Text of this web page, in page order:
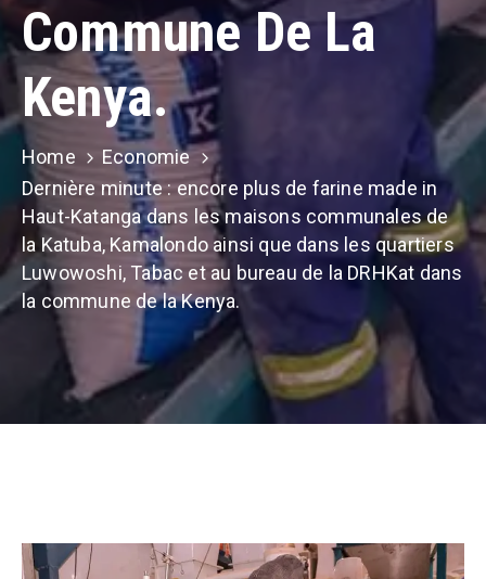
Commune De La
Kenya.
Home
Economie
Dernière minute : encore plus de farine made in
Haut-Katanga dans les maisons communales de
la Katuba, Kamalondo ainsi que dans les quartiers
Luwowoshi, Tabac et au bureau de la DRHKat dans
la commune de la Kenya.